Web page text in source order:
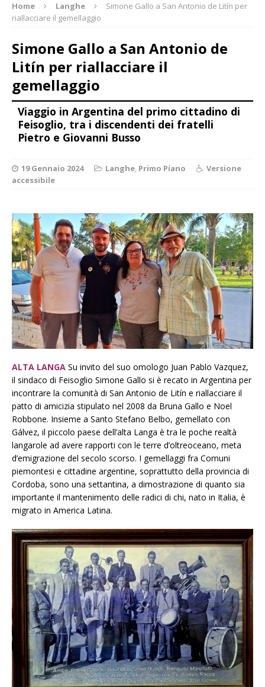
Home Langhe
Simone Gallo a San Antonio de Litín per
riallacciare il gemellaggio
Simone Gallo a San Antonio de
Litín per riallacciare il
gemellaggio
Viaggio in Argentina del primo cittadino di
Feisoglio, tra i discendenti dei fratelli
Pietro e Giovanni Busso
19 Gennaio 2024 Langhe, Primo Piano
Versione
accessibile
ALTA LANGA Su invito del suo omologo Juan Pablo Vazquez,
il sindaco di Feisoglio Simone Gallo si è recato in Argentina per
incontrare la comunità di San Antonio de Litín e riallacciare il
patto di amicizia stipulato nel 2008 da Bruna Gallo e Noel
Robbone. Insieme a Santo Stefano Belbo, gemellato con
Gálvez, il piccolo paese dell’alta Langa è tra le poche realtà
langarole ad avere rapporti con le terre d’oltreoceano, meta
d’emigrazione del secolo scorso. I gemellaggi fra Comuni
piemontesi e cittadine argentine, soprattutto della provincia di
Cordoba, sono una settantina, a dimostrazione di quanto sia
importante il mantenimento delle radici di chi, nato in Italia, è
migrato in America Latina.